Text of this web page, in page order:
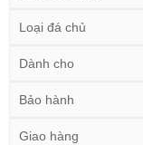
Loại đá chủ
Dành cho
Bảo hành
Giao hàng